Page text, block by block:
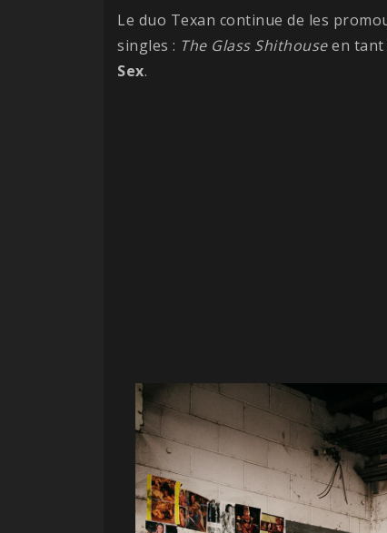
Le duo Texan continue de les
singles : The Glass Shithouseen tant
Sex.